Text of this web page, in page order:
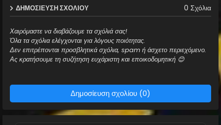
ΔΗΜΟΣΊΕΥΣΗ ΣΧΟΛΊΟΥ 0 Σχόλια
Χαιρόμαστε να διαβάζουμε τα σχόλιά σας!
Όλα τα σχόλια ελέγχονται για λόγους ποιότητας.
Δεν επιτρέπονται προσβλητικά σχόλια, spam ή άσχετο περιεχόμενο.
Ας κρατήσουμε τη συζήτηση ευχάριστη και εποικοδομητική 😊
Δημοσίευση σχολίου (0)